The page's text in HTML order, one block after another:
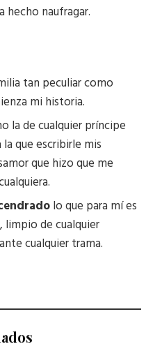
hecho naufragar.
tan peculiar como
mi historia.
la de cualquier príncipe
que escribirle mis
que hizo que me
lo que para mí es
limpio de cualquier
cualquier trama.